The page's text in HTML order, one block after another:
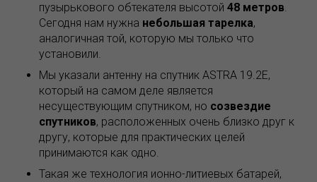
пузырькового обтекателя высотой 48 метров.
Сегодня нам нужна небольшая тарелка,
аналогичная той, которую мы только что
установили.
Мы указали антенну на спутник ASTRA 19.2E,
который на самом деле является
несуществующим спутником, но созвездие
спутников, расположенных очень близко друг к
другу, которые для практических целей
принимаются как одно.
Такая же технология ионно-литиевых батарей,